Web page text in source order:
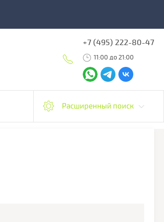
+7 (495) 222-80-47
11:00 до 21:00
Расширенный поиск